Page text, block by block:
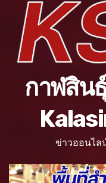
กาฬสิน
ข่าวออนไล